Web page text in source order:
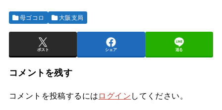
母ゴコロ 大阪支局
ポスト シェア 送る
コメントを残す
コメントを投稿するには ログイン してください。